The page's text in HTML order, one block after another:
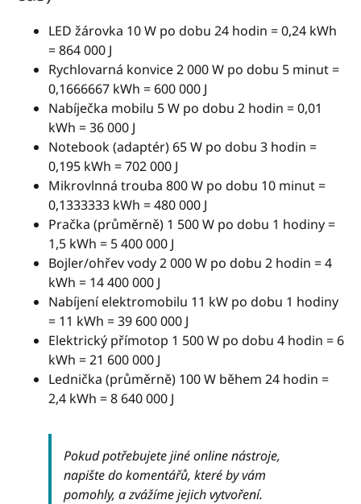
LED žárovka 10 W po dobu 24 hodin = 0,24 kWh
= 864 000 J
Rychlovarná konvice 2 000 W po dobu 5 minut =
0,1666667 kWh = 600 000 J
Nabíječka mobilu 5 W po dobu 2 hodin = 0,01
kWh = 36 000 J
Notebook (adaptér) 65 W po dobu 3 hodin =
0,195 kWh = 702 000 J
Mikrovlnná trouba 800 W po dobu 10 minut =
0,1333333 kWh = 480 000 J
Pračka (průměrně) 1 500 W po dobu 1 hodiny =
1,5 kWh = 5 400 000 J
Bojler/ohřev vody 2 000 W po dobu 2 hodin = 4
kWh = 14 400 000 J
Nabíjení elektromobilu 11 kW po dobu 1 hodiny
= 11 kWh = 39 600 000 J
Elektrický přímotop 1 500 W po dobu 4 hodin = 6
kWh = 21 600 000 J
Lednička (průměrně) 100 W během 24 hodin =
2,4 kWh = 8 640 000 J
Pokud potřebujete jiné online nástroje,
napište do komentářů, které by vám
pomohly, a zvážíme jejich vytvoření.